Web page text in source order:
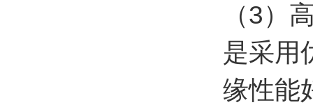
（3）
是采用
缘性能